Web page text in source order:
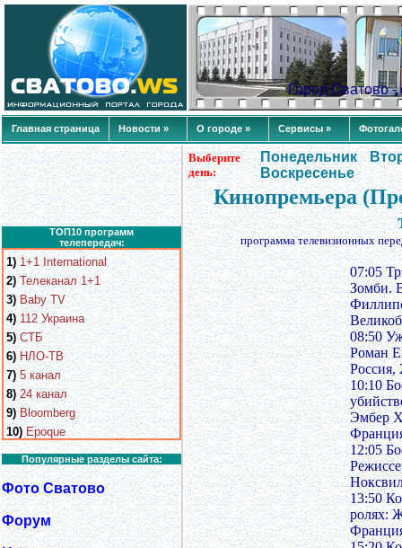
Город Сватово
Главная страница Новости » О городе » Сервисы »
ТОП10 программ
телепередач:
1) 1+1 International
2) Телеканал 1+1
3) Baby TV
4) 112 Украина
5) СТБ
6) НЛО-ТВ
7) 5 канал
8) 24 канал
9) Bloomberg
10) Epoque
Популярные разделы сайта:
Фото Сватово
Форум
Выберите
день:
Понедельник
Воскресенье
Кинопремьера
программа телевизионных
07:05
Зомби.
08:50
Роман
Россия,
10:10
Эмбер
12:05
13:50
ролях: